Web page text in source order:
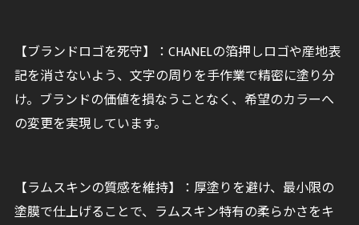
【ブランドロゴを死守】：CHANELの箔押しロゴや産地表
記を消さないよう、文字の周りを手作業で精密に塗り分
け。ブランドの価値を損なうことなく、希望のカラーへ
の変更を実現しています。
【ラムスキンの質感を維持】：厚塗りを避け、最小限の
塗膜で仕上げることで、ラムスキン特有の柔らかさをキ